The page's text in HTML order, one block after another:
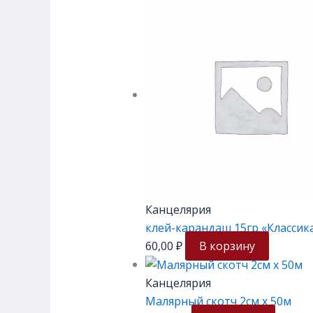
Канцелярия
клей-карандаш 15гр
60,00 ₽ В корзину
Канцелярия
Малярный скотч 2см х 50м